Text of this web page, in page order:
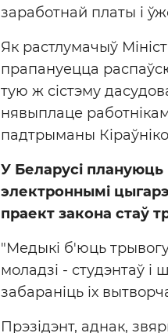
заработнай платы і
Як растлумачыў
прапануецца
тую ж сістэму
нявыплаце
падтрыманы
У Беларусі плануюць
электроннымі
праект закона стаў
"Медыкі б'юць
моладзі - студэнтаў і
забараніць іх
Прэзідэнт, аднак,